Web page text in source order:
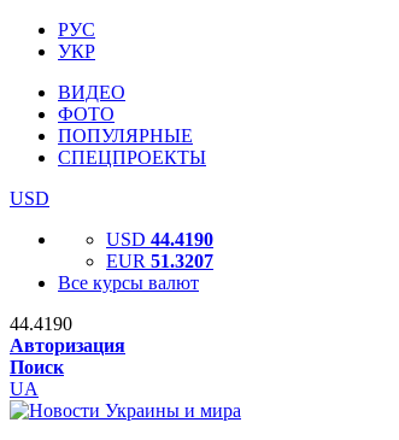
РУС
УКР
ВИДЕО
ФОТО
ПОПУЛЯРНЫЕ
СПЕЦПРОЕКТЫ
USD
USD 44.4190
EUR 51.3207
Все курсы валют
44.4190
Авторизация
Поиск
UA